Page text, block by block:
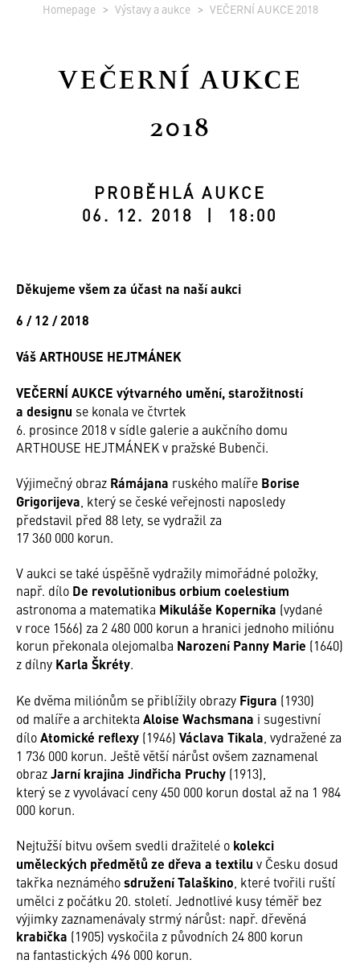
Homepage Výstavy a aukce VEČERNÍ AUKCE 2018
VEČERNÍ AUKCE
2018
PROBĚHLÁ AUKCE
06. 12. 2018 | 18:00
Děkujeme všem za účast na naší aukci
6 / 12 / 2018
Váš ARTHOUSE HEJTMÁNEK
VEČERNÍ AUKCE výtvarného umění, starožitností
a designu se konala ve čtvrtek
6. prosince 2018 v sídle galerie a aukčního domu
ARTHOUSE HEJTMÁNEK v pražské Bubenči.
Výjimečný obraz Rámájana ruského malíře Borise
Grigorijeva , který se české veřejnosti naposledy
představil před 88 lety, se vydražil za
17 360 000 korun.
V aukci se také úspěšně vydražily mimořádné položky,
např. dílo De revolutionibus orbium coelestium
astronoma a matematika Mikuláše Koperníka (vydané
v roce 1566) za 2 480 000 korun a hranici jednoho miliónu
korun překonala olejomalba Narození Panny Marie (1640)
z dílny Karla Škréty.
Ke dvěma miliónům se přiblížily obrazy Figura (1930)
od malíře a architekta Aloise Wachsmana i sugestivní
díloAtomické reflexy (1946) Václava Tikala , vydražené za
1 736 000 korun. Ještě větší nárůst ovšem zaznamenal
obrazJarní krajina Jindřicha Pruchy (1913),
který se z vyvolávací ceny 450 000 korun dostal až na 1 984
000 korun.
Nejtužší bitvu ovšem svedli dražitelé o kolekci
uměleckých předmětů ze dřeva a textilu v Česku dosud
takřka neznáméhosdružení Talaškino , které tvořili ruští
umělci z počátku 20. století. Jednotlivé kusy téměř bez
výjimky zaznamenávaly strmý nárůst: např. dřevěná
krabička (1905) vyskočila z původních 24 800 korun
na fantastických 496 000 korun.